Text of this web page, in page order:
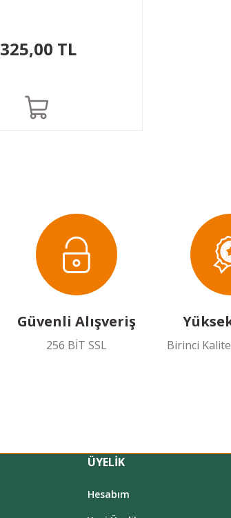
325,00 TL
Güvenli Alışveriş
256 BİT SSL Birinci
ÜYELİK
Hesabım